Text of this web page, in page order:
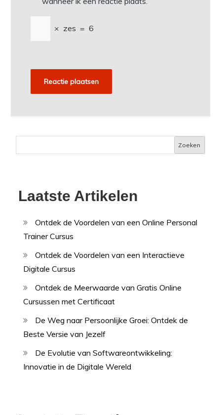
× zes = 6
Zoeken
Laatste Artikelen
Ontdek de Voordelen van een Online Personal
Trainer Cursus
Ontdek de Voordelen van een Interactieve
Digitale Cursus
Ontdek de Meerwaarde van Gratis Online
Cursussen met Certificaat
De Weg naar Persoonlijke Groei: Ontdek de
Beste Versie van Jezelf
De Evolutie van Softwareontwikkeling:
Innovatie in de Digitale Wereld